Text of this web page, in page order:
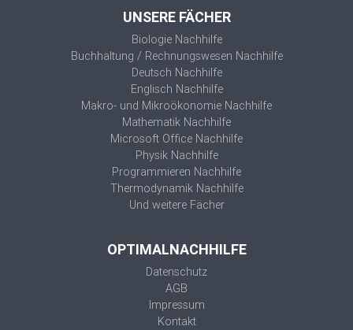
UNSERE FÄCHER
Biologie Nachhilfe
Buchhaltung / Rechnungswesen Nachhilfe
Deutsch Nachhilfe
Englisch Nachhilfe
Makro- und Mikroökonomie Nachhilfe
Mathematik Nachhilfe
Microsoft Office Nachhilfe
Physik Nachhilfe
Programmieren Nachhilfe
Thermodynamik Nachhilfe
Und weitere Fächer
OPTIMALNACHHILFE
Datenschutz
AGB
Impressum
Kontakt